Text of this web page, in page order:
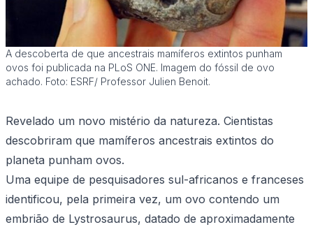
A descoberta de que ancestrais mamíferos extintos punham
ovos foi publicada na PLoS ONE. Imagem do fóssil de ovo
achado. Foto: ESRF/ Professor Julien Benoit.
Revelado um novo mistério da natureza. Cientistas
descobriram que mamíferos ancestrais extintos do
planeta punham ovos.
Uma equipe de pesquisadores sul-africanos e franceses
identificou, pela primeira vez, um ovo contendo um
embrião de Lystrosaurus, datado de aproximadamente